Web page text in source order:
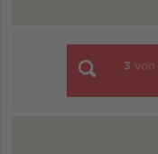
3 von